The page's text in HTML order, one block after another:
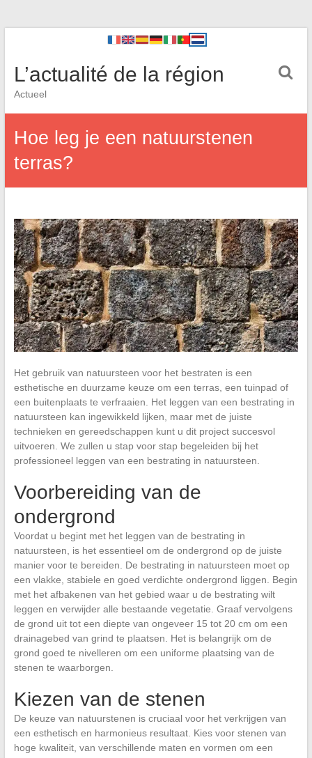
L’actualité de la région
Actueel
Hoe leg je een natuurstenen
terras?
Het gebruik van natuursteen voor het bestraten is een
esthetische en duurzame keuze om een terras, een tuinpad of
een buitenplaats te verfraaien. Het leggen van een bestrating in
natuursteen kan ingewikkeld lijken, maar met de juiste
technieken en gereedschappen kunt u dit project succesvol
uitvoeren. We zullen u stap voor stap begeleiden bij het
professioneel leggen van een bestrating in natuursteen.
Voorbereiding van de
ondergrond
Voordat u begint met het leggen van de bestrating in
natuursteen, is het essentieel om de ondergrond op de juiste
manier voor te bereiden. De bestrating in natuursteen moet op
een vlakke, stabiele en goed verdichte ondergrond liggen. Begin
met het afbakenen van het gebied waar u de bestrating wilt
leggen en verwijder alle bestaande vegetatie. Graaf vervolgens
de grond uit tot een diepte van ongeveer 15 tot 20 cm om een
drainagebed van grind te plaatsen. Het is belangrijk om de
grond goed te nivelleren om een uniforme plaatsing van de
stenen te waarborgen.
Kiezen van de stenen
De keuze van natuurstenen is cruciaal voor het verkrijgen van
een esthetisch en harmonieus resultaat. Kies voor stenen van
hoge kwaliteit, van verschillende maten en vormen om een